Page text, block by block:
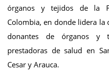
órganos y tejidos de la
Colombia, en donde lidera la
donantes de órganos y
prestadoras de salud en
Cesar y Arauca.